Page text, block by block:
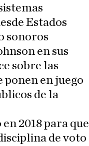
Estados
sonoros
en sus
sobre las
ponen en juego
de la
2018 para que
de voto